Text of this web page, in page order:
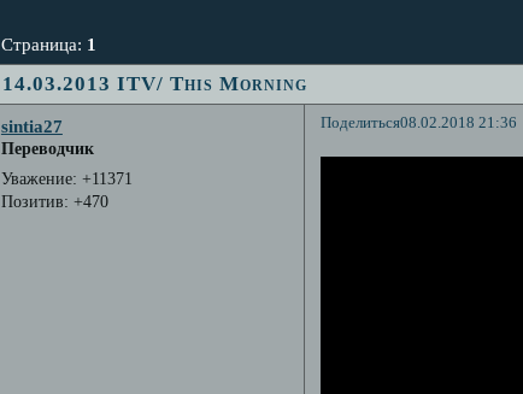
14.03.2013 ITV/ This Morning
Страница: 1
Поделиться08.02.2018 21:36
sintia27
Переводчик
Уважение: +11371
Позитив: +470